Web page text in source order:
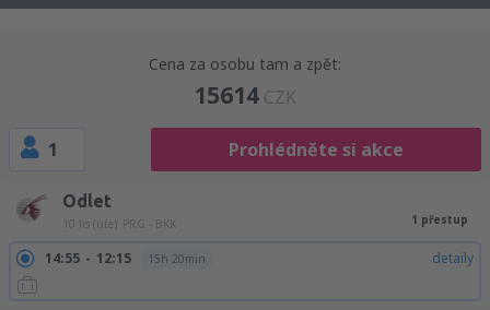
Cena za osobu tam a zpět:
15614 CZK
1 Prohlédněte si akce
Odlet
10 lis (úte) PRG - BKK 1 přestup
14:55 12:15 15h 20min detaily